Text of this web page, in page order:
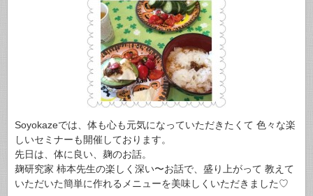
Soyokazeでは、体も心も元気になっていただきたくて 色々な楽
しいセミナーも開催しております。
先日は、体に良い、麹のお話。
麹研究家 柿本先生の楽しく深い〜お話で、盛り上がって 教えて
いただいた簡単に作れるメニューを美味しくいただきました♡